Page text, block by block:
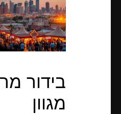
בידור
מגוון